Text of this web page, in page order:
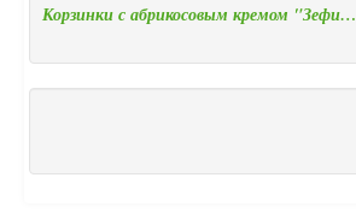
Корзинки с абрикосовым кремом "Зефи…